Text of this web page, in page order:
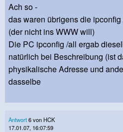
Ach so -
das waren übrigens die
(der nicht ins WWW will)
Die PC ipconfig /all ergab
natürlich bei Beschreibung (ist
physikalische Adresse und
dasselbe
Antwort6 von HCK
17.01.07, 16:07:59